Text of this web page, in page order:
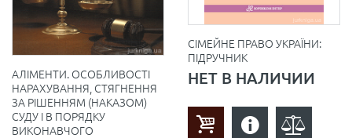
АЛІМЕНТИ. ОСОБЛИВОСТІ
НАРАХУВАННЯ, СТЯГНЕННЯ
ЗА РІШЕННЯМ (НАКАЗОМ)
СУДУ І В ПОРЯДКУ
ВИКОНАВЧОГО
СIМЕЙНЕ ПРАВО УКРАЇНИ:
ПІДРУЧНИК
НЕТ В НАЛИЧИИ